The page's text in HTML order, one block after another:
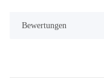
Bewertungen